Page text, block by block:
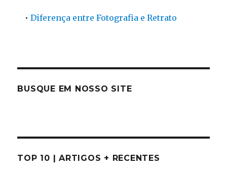
•Diferença entre Fotografia e Retrato
BUSQUE EM NOSSO SITE
TOP 10 | ARTIGOS + RECENTES